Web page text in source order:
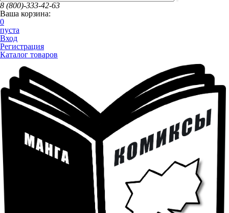
8 (800)-333-42-63
Ваша корзина:
0
пуста
Вход
Регистрация
Каталог товаров